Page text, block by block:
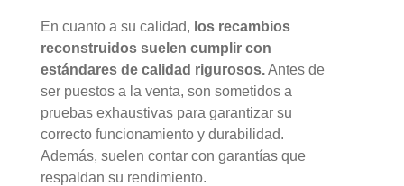
En cuanto a su calidad, los recambios
reconstruidos suelen cumplir con
estándares de calidad rigurosos.Antes de
ser puestos a la venta, son sometidos a
pruebas exhaustivas para garantizar su
correcto funcionamiento y durabilidad.
Además, suelen contar con garantías que
respaldan su rendimiento.